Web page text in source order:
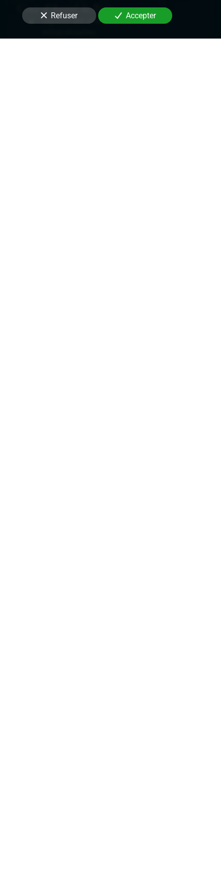
Cour d'Appel de Paris
Signifier des actes judiciaires et
Refuser Accepter